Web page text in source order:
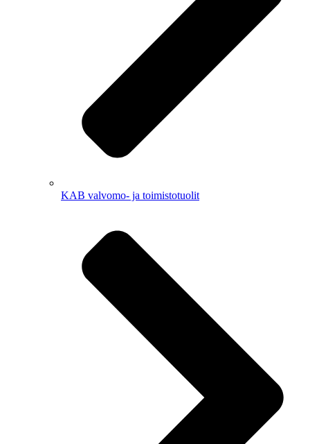
KAB valvomo- ja toimistotuolit